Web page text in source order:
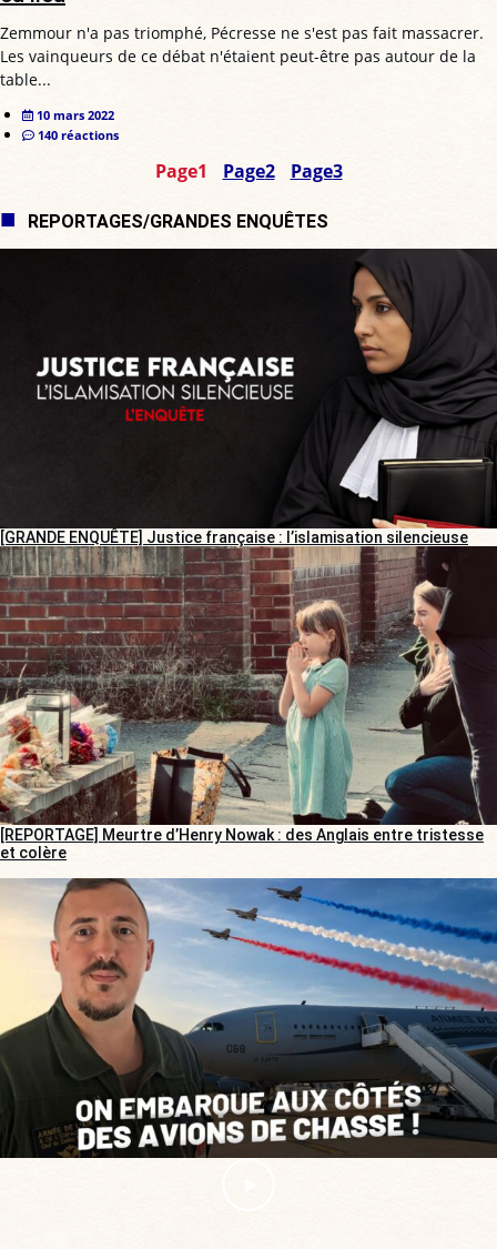
Zemmour n'a pas triomphé, Pécresse ne s'est pas fait massacrer.
Les vainqueurs de ce débat n'étaient peut-être pas autour de la
table...
10 mars 2022
140 réactions
Page1 Page2 Page3
REPORTAGES/GRANDES ENQUÊTES
[GRANDE ENQUÊTE] Justice française : l’islamisation silencieuse
[REPORTAGE] Meurtre d’Henry Nowak : des Anglais entre tristesse
et colère